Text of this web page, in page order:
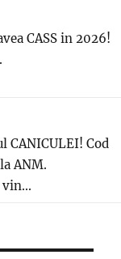
CASS in 2026!
CANICULEI! Cod
ANM.